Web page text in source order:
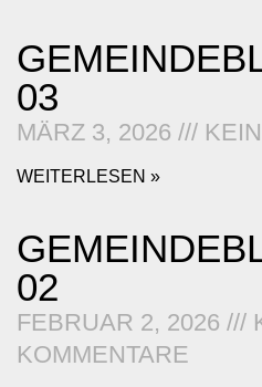
03
MÄRZ 3, 2026
WEITERLESEN »
02
FEBRUAR 2, 2026
KOMMENTARE